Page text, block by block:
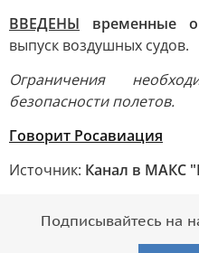
ВВЕДЕНЫ временные
выпуск воздушных судов.
Ограничения
безопасности полетов.
Говорит Росавиация
Источник: Канал в МАКС
Подписывайтесь на